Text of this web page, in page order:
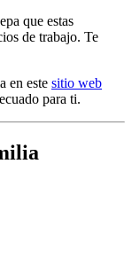
que estas
de trabajo. Te
en este sitio web
para ti.